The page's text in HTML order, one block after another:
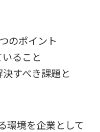
のポイント
ること
すべき課題と
環境を企業として